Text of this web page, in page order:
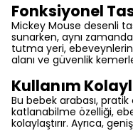
Fonksiyonel
Mickey Mouse desenli
sunarken, aynı
tutma yeri,
alanı ve güvenlik
Kullanım
Bu bebek arabası,
katlanabilme özelliği,
kolaylaştırır. Ayrıca,